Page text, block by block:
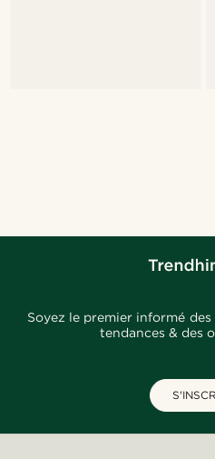
Soyez le premier informé
tendances & des